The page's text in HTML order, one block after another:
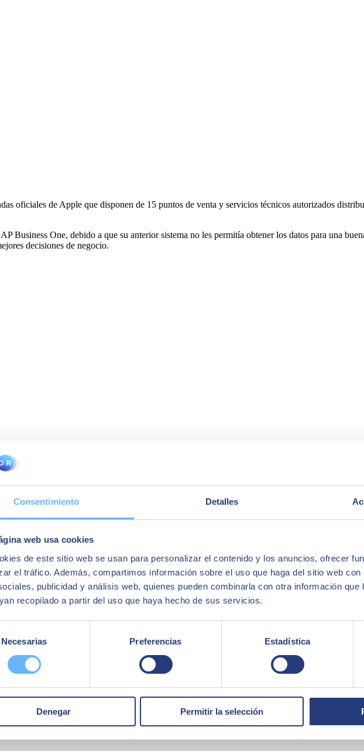
Consentimiento Detalles
web usa cookies
de este sitio web se usan para personalizar el contenido y los anuncios, ofrecer
el tráfico. Además, compartimos información sobre el uso que haga del sitio web
publicidad y análisis web, quienes pueden combinarla con otra información que
recopilado a partir del uso que haya hecho de sus servicios.
Necesarias Preferencias Estadística
Denegar Permitir la selección
oficiales de Apple que disponen de 15 puntos de venta y servicios técnicos autorizados
Business One, debido a que su anterior sistema no les permitía obtener los datos para una
decisiones de negocio.
nos ha permitido un control mucho más exhaustivo, tanto financiero como logístico.